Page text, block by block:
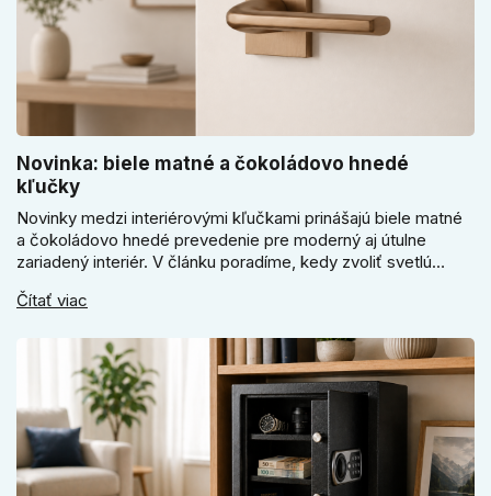
Novinka: biele matné a čokoládovo hnedé
kľučky
Novinky medzi interiérovými kľučkami prinášajú biele matné
a čokoládovo hnedé prevedenie pre moderný aj útulne
zariadený interiér. V článku poradíme, kedy zvoliť svetlú
ako vyberať medzi okrúhlym a štvorcovým štítom. Nové
Čítať viac